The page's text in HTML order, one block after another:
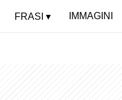
FRASI IMMAGINI